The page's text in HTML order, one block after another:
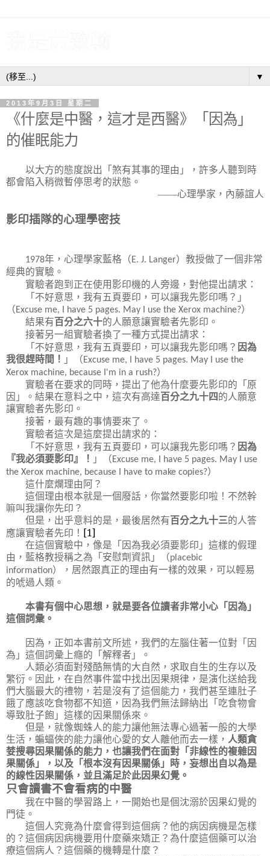
▼
2013年9月3日 星期二
《什麼是中醫，這才是西醫》「因為」
的催眠能力
以大方的態度說出「煞有其事的理由」，許多人聽到時
都會陷入稍微暫停思考的狀態。
——心理學家，內藤誼人
影印插隊的心理學密技
1978年，心理學家藍格（E. J. Langer）教授做了一個非常
經典的實驗。
實驗者跑到正在使用影印機的人旁邊，對他提出請求：
「不好意思，我有五頁要印，可以讓我先影印嗎？」
（Excuse me, I have 5 pages. May I use the Xerox machine?）
結果有百分之六十的人願意讓實驗者先影印。
接著另一組實驗者換了一種方式提出請求：
「不好意思，我有五頁要印，可以讓我先影印嗎？ 因為
我很趕時間！ 」（Excuse me, I have 5 pages. May I use the
Xerox machine, because I'm in a rush?）
實驗者在要求的同時，提出了他為什麼要先影印的「原
因」。結果在意料之中，這次有高達百分之九十四的人願意
讓實驗者先影印。
接著，最有趣的事情要來了。
實驗者這次是這麼提出請求的：
「不好意思，我有五頁要印，可以讓我先影印嗎？ 因為
『我必須要影印』！ 」（Excuse me, I have 5 pages. May I use
the Xerox machine, because I have to make copies?）
這什麼爛理由阿？
這個理由根本就是一個廢話，你當然要影印啦！不然幹
嘛叫我讓你先印？
但是，出乎意料的是，最後居然有百分之九十三的人答
應讓實驗者先印！ [1]
在這個實驗中，像是「因為我必須要影印」這樣的假理
由，藍格教授稱之為「安慰劑資訊」（placebic
information），居然跟真正的理由有一樣的效果，可以輕易
的唬過人類。
本書有個中心思想，就是要各位讀者非常小心「因為」
這個詞彙。
因為，正如本書前文所述，我們的左腦住著一位對「因
為」這個詞彙上癮的「解釋者」。
人類必須面對殘酷無情的大自然，求取自生的生存以及
繁衍。因此，在自然事件當中找出因果規律，是演化送給我
們大腦最大的禮物，若是沒有了這個能力，我們甚至連肚子
餓了應該吃食物都不知道，因為我們無法歸納出「吃食物會
導致肚子飽」這樣的因果關係來。
但是，就像蜘蛛人的能力讓他無法專心過著一般的大學
生活，蝙蝠俠的能力讓他心愛的女人離他而去一樣， 人類貪
婪搜尋因果關係的能力，也讓我們在面對「非線性的複雜因
果關係」，以及「根本沒有因果關係」時，妄想出自以為是
的線性因果關係，並且滿足於此因果幻覺。
只會讀書不會看病的中醫
我在中醫的學習路上，一開始也是個沈溺於因果幻覺的
門徒。
這個人究竟為什麼會得到這個病？他的病因病機是怎樣
的？這個病因病機要用什麼藥來矯正？為什麼這個藥可以治
療這個病人？這個藥的機轉是什麼？